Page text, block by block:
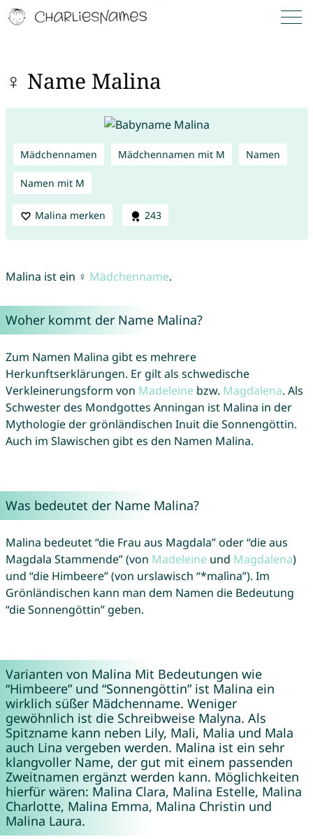
♀ Name Malina
Mädchennamen Mädchennamen mit M Namen
Namen mit M
Malina merken 243
Malina ist ein ♀ Mädchenname.
Woher kommt der Name Malina?
Zum Namen Malina gibt es mehrere
Herkunftserklärungen. Er gilt als schwedische
Verkleinerungsform von Madeleine bzw. Magdalena. Als
Schwester des Mondgottes Anningan ist Malina in der
Mythologie der grönländischen Inuit die Sonnengöttin.
Auch im Slawischen gibt es den Namen Malina.
Was bedeutet der Name Malina?
Malina bedeutet “die Frau aus Magdala” oder “die aus
Magdala Stammende” (von Madeleine und Magdalena)
und “die Himbeere” (von urslawisch “*malìna”). Im
Grönländischen kann man dem Namen die Bedeutung
“die Sonnengöttin” geben.
Varianten von Malina Mit Bedeutungen wie
“Himbeere” und “Sonnengöttin” ist Malina ein
wirklich süßer Mädchenname. Weniger
gewöhnlich ist die Schreibweise Malyna. Als
Spitzname kann neben Lily, Mali, Malia und Mala
auch Lina vergeben werden. Malina ist ein sehr
klangvoller Name, der gut mit einem passenden
Zweitnamen ergänzt werden kann. Möglichkeiten
hierfür wären: Malina Clara, Malina Estelle, Malina
Charlotte, Malina Emma, Malina Christin und
Malina Laura.